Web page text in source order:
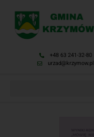
+48 63 241-32-80
urzad@krzymow.pl